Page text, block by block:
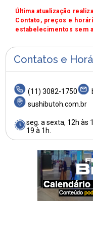
Última atualização
Contato, preços e
estabelecimentos sem
Contatos e
(11) 3082-1750
sushibutoh.com.br
seg. a sexta, 12h às
19 à 1h.